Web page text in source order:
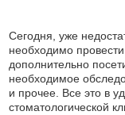
Сегодня, уже
необходимо
дополнительно
необходимое
и прочее. Все это в
стоматологической